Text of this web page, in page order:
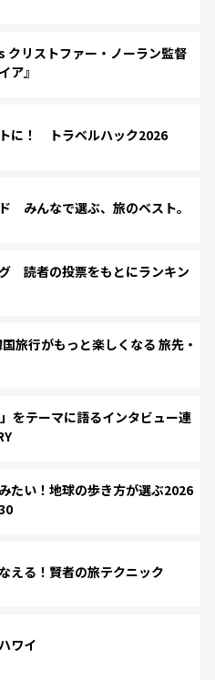
リストファー・ノーラン監督
ア』
に！ トラベルハック2026
みんなで選ぶ、旅のベスト。
読者の投票をもとにランキン
旅行がもっと楽しくなる 旅先・
をテーマに語るインタビュー連
たい！地球の歩き方が選ぶ2026
える！賢者の旅テクニック
ワイ